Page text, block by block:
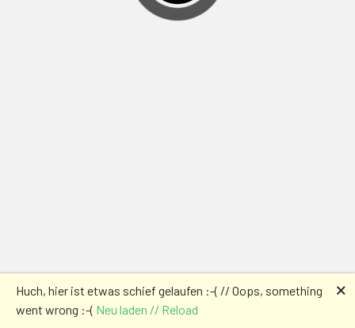
Huch, hier ist etwas schief gelaufen :-( // Oops, something
went wrong :-( Neu laden // Reload
🗙